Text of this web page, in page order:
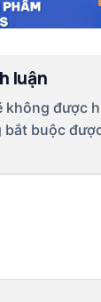
luận
không được
bắt buộc